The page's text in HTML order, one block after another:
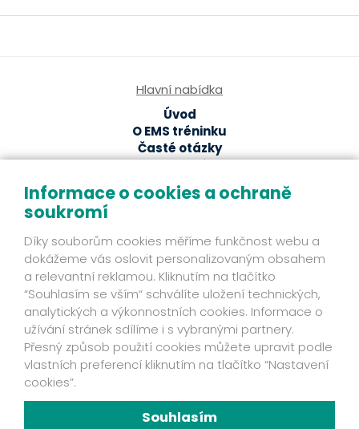
Hlavní nabídka
Úvod
O EMS tréninku
Časté otázky
EMS studia
Ze světa EMS
Fakta
Příběhy klientů
Novinky
Mohlo by se hodit
Ochrana osobních údajů
Kontakt
Fakta
Mám zájem o EMS přístroj
Informace o cookies a ochraně
soukromí
Díky souborům cookies měříme funkčnost webu a
dokážeme vás oslovit personalizovaným obsahem
a relevantní reklamou. Kliknutím na tlačítko
“Souhlasím se vším“ schválíte uložení technických,
analytických a výkonnostních cookies. Informace o
užívání stránek sdílíme i s vybranými partnery.
Přesný způsob použití cookies můžete upravit podle
vlastních preferencí kliknutím na tlačítko “Nastavení
cookies”.
Souhlasím